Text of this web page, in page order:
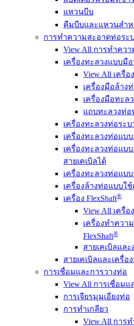
แหวนบีบ
คีมบีบและแหวนสำหรั
การทำความสะอาดท่อระ
View All การทำคว
เครื่องทะลวงแบบมื
View All เครื่
เครื่องมือล้าง
เครื่องมือทะ
แถบทะลวงท่อ
เครื่องทะลวงท่อระบ
เครื่องทะลวงท่อแบ
เครื่องทะลวงท่อแบ
สายเคเบิลได้
เครื่องทะลวงท่อแบบ
เครื่องล้างท่อแบบใ
เครื่อง FlexShaft®
View All เครื่อ
เครื่องทำควา
FlexShaft®
สายเคเบิลแล
สายเคเบิลและเครื่อ
การเชื่อมและการวางท่อ
View All การเชื่อมแ
การเจียรมุมเอียงท่อ
การทำเกลียว
View All การท